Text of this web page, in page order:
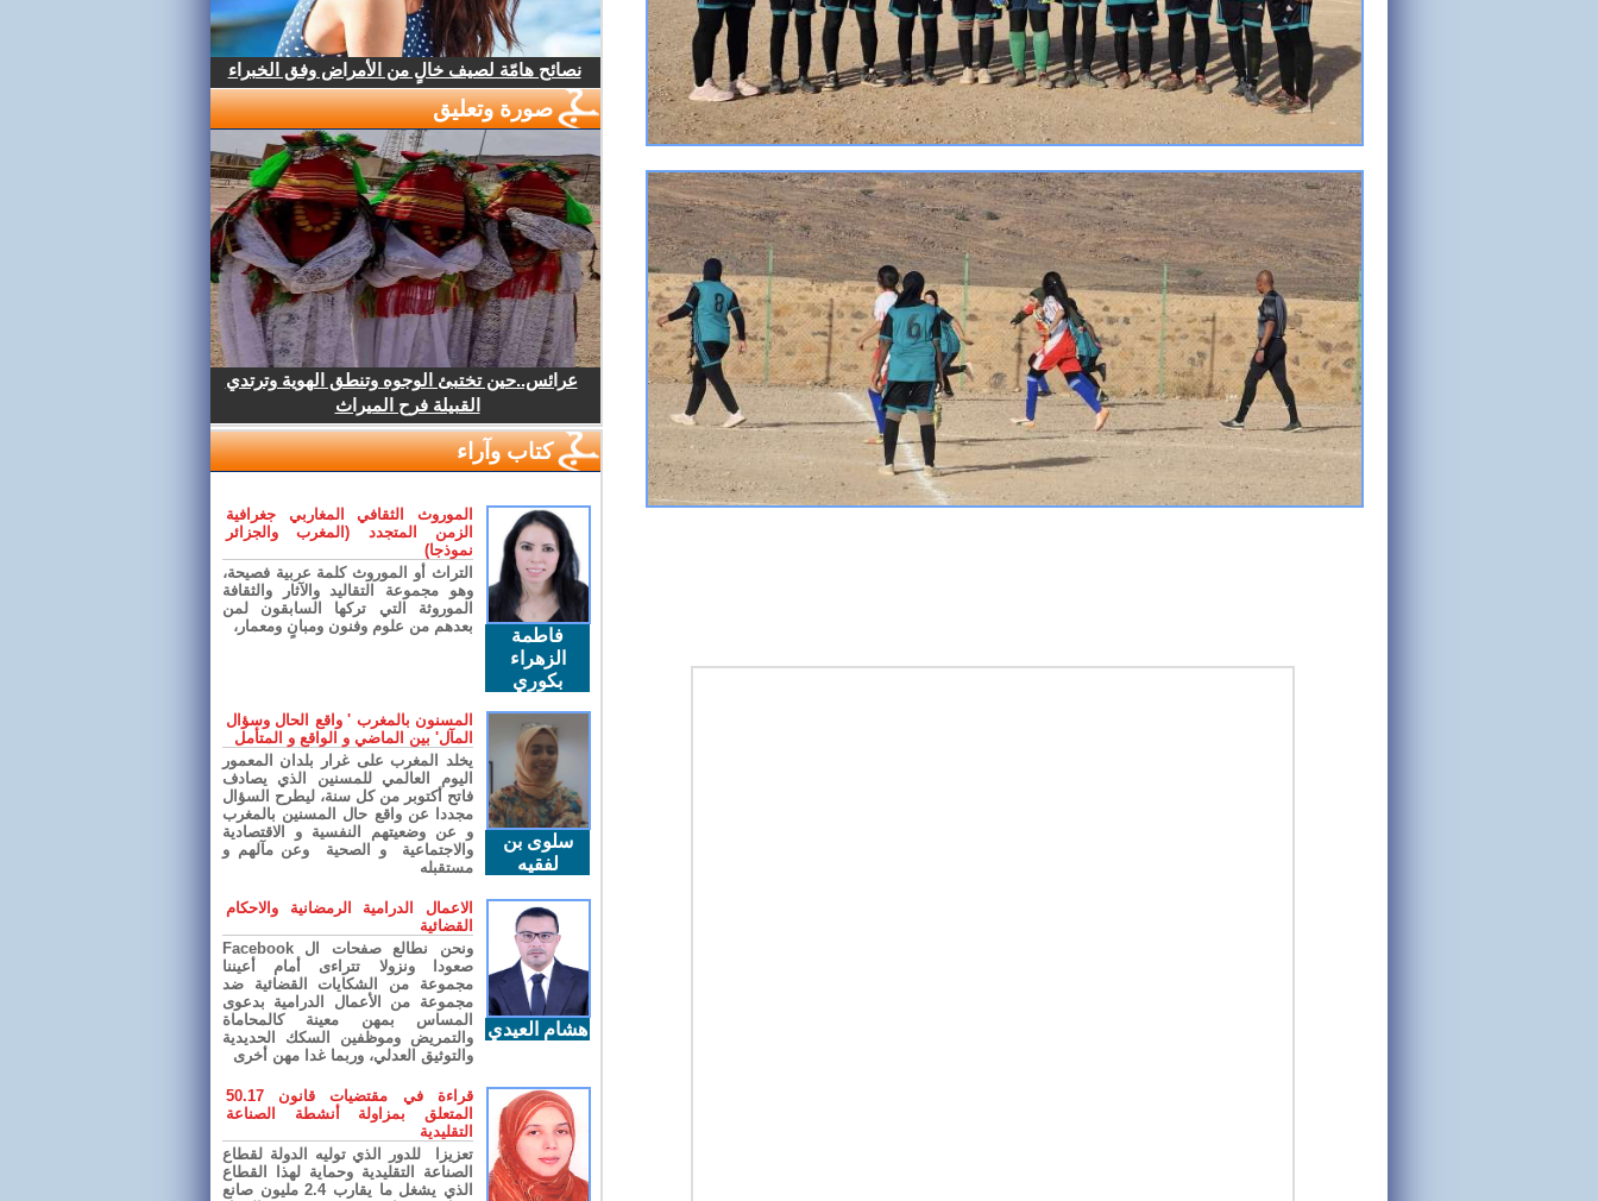
نصائح هامّة لصيف خالٍ من الأمراض وفق الخبراء
صورة وتعليق
عرائس..حين تختبئ الوجوه وتنطق الهوية وترتدي
القبيلة فرح الميراث
كتاب وآراء
فاطمة
الزهراء
بكوري
الموروث الثقافي المغاربي جغرافية
الزمن المتجدد (المغرب والجزائر
نموذجا)
التراث أو الموروث كلمة عربية فصيحة،
وهو مجموعة التقاليد والآثار والثقافة
الموروثة التي تركها السابقون لمن
بعدهم من علوم وفنون ومبانٍ ومعمار،
سلوى بن
لفقيه
المسنون بالمغرب ' واقع الحال وسؤال
المآل' بين الماضي و الواقع و المتأمل
يخلد المغرب على غرار بلدان المعمور
اليوم العالمي للمسنين الذي يصادف
فاتح أكتوبر من كل سنة، ليطرح السؤال
مجددا عن واقع حال المسنين بالمغرب
و عن وضعيتهم النفسية و الاقتصادية
والاجتماعية و الصحية وعن مآلهم و
مستقبله
هشام العيدي
الاعمال الدرامية الرمضانية والاحكام
القضائية
ونحن نطالع صفحات ال Facebook
صعودا ونزولا تتراءى أمام أعيننا
مجموعة من الشكايات القضائية ضد
مجموعة من الأعمال الدرامية بدعوى
المساس بمهن معينة كالمحاماة
والتمريض وموظفين السكك الحديدية
والتوثيق العدلي، وربما غدا مهن أخرى
قراءة في مقتضيات قانون 50.17
المتعلق بمزاولة أنشطة الصناعة
التقليدية
تعزيزا للدور الذي توليه الدولة لقطاع
الصناعة التقليدية وحماية لهذا القطاع
الذي يشغل ما يقارب 2.4 مليون صانع